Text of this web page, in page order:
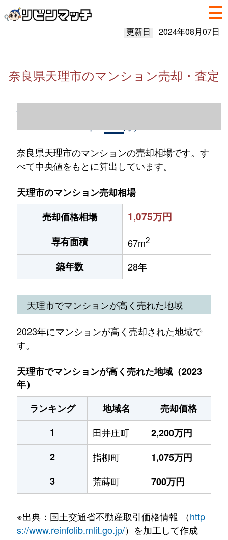
更新日 2024年08月07日
奈良県天理市のマンション売却・査定
奈良県天理市のマンション売却情報（2023
奈良県天理市のマンションの売却相場です。す
べて中央値をもとに算出しています。
天理市のマンション売却相場
売却価格相場
1,075万円
専有面積 67m2
築年数 28年
天理市でマンションが高く売れた地域
2023年にマンションが高く売却された地域で
す。
天理市でマンションが高く売れた地域（2023
年）
ランキング
地域名
売却価格
1
田井庄町
2,200万円
2
指柳町
1,075万円
3
荒蒔町 700万円
※出典：国土交通省不動産取引価格情報 （http
s://www.reinfolib.mlit.go.jp/）を加工して作成